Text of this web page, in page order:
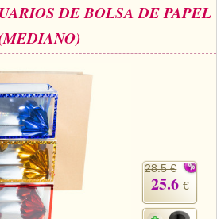
DE BOLSA DE PAPEL
28.5 €
25.6 €